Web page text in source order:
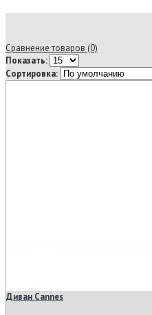
Сравнение товаров (0)
Показать:
Сортировка:
Диван Cannes